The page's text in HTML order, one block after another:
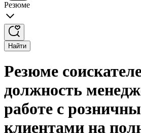
Резюме
Найти
Резюме
должность
работе с
клиентами на